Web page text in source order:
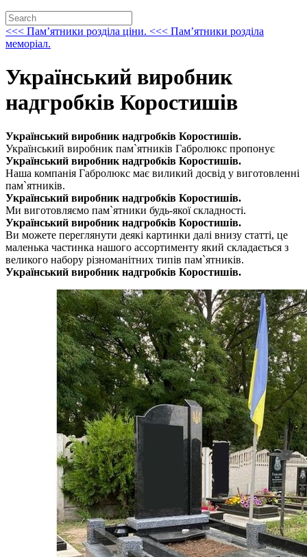
<<< Памʼятники розділа ціни. <<< Памʼятники розділа
меморіал.
Український виробник
надгробків Коростишів
Український виробник надгробків Коростишів.
Український виробник пам`ятників Габролюкс пропонує
Український виробник надгробків Коростишів.
Наша компанія Габролюкс має виликий досвід у виготовленні
пам`ятників.
Український виробник надгробків Коростишів.
Ми виготовляємо пам`ятники будь-якої складності.
Український виробник надгробків Коростишів.
Ви можете переглянути деякі картинки далі внизу статті, це
маленька частинка нашого ассортименту який складається з
великого набору різноманітних типів пам`ятників.
Український виробник надгробків Коростишів.